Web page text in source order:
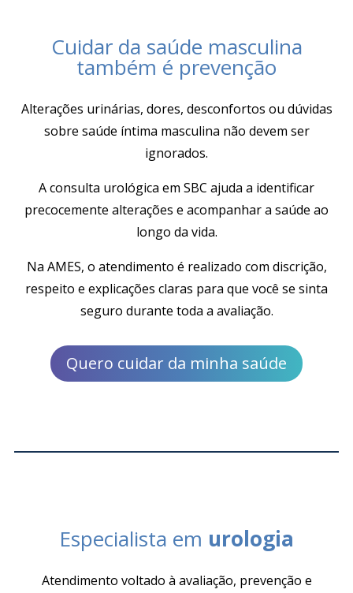
Cuidar da saúde masculina
também é prevenção
Alterações urinárias, dores, desconfortos ou dúvidas
sobre saúde íntima masculina não devem ser
ignorados.
A consulta urológica em SBC ajuda a identificar
precocemente alterações e acompanhar a saúde ao
longo da vida.
Na AMES, o atendimento é realizado com discrição,
respeito e explicações claras para que você se sinta
seguro durante toda a avaliação.
Quero cuidar da minha saúde
Especialista em urologia
Atendimento voltado à avaliação, prevenção e